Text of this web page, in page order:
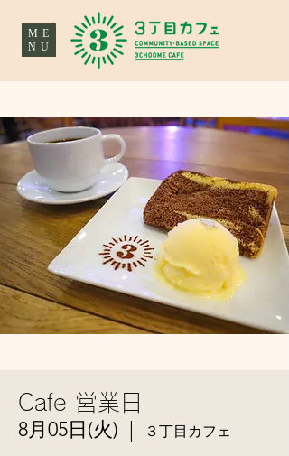
ME
NU
Cafe 営業日
8月05日(火) ３丁目カフェ